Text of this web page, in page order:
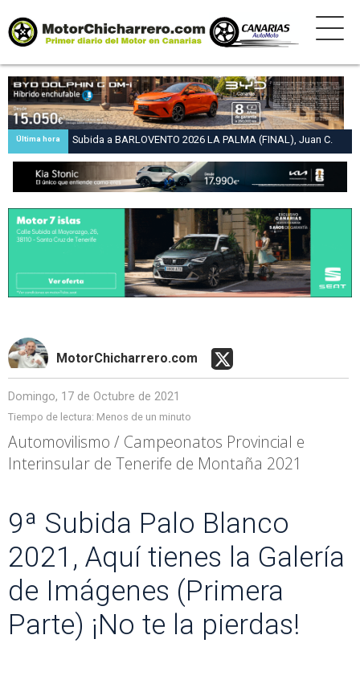
Última hora
Subida a BARLOVENTO 2026 LA PALMA (FINAL), Juan C.
Brito y Carlos A. Pérez hacen suya la victoria en la 47 Subida
a Barlovento
MotorChicharrero.com
Domingo, 17 de Octubre de 2021
Tiempo de lectura: Menos de un minuto
Automovilismo / Campeonatos Provincial e
Interinsular de Tenerife de Montaña 2021
9ª Subida Palo Blanco
2021, Aquí tienes la Galería
de Imágenes (Primera
Parte) ¡No te la pierdas!